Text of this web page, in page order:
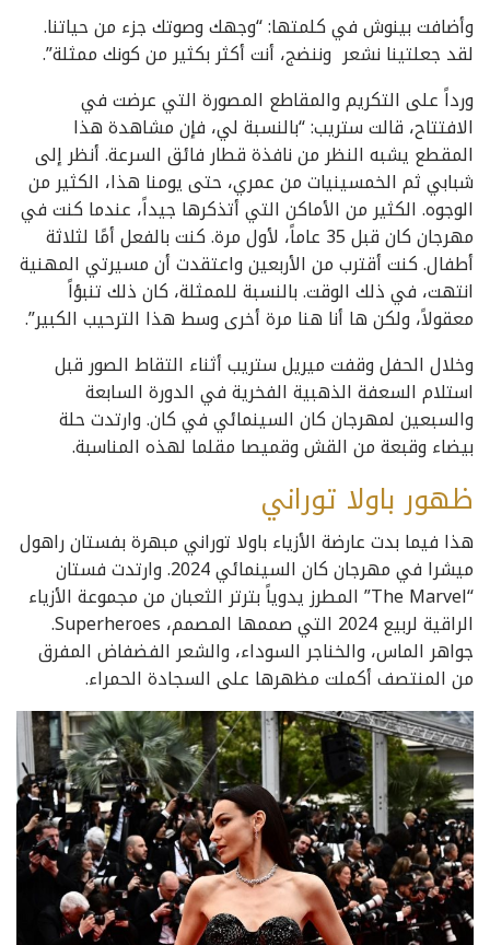
وأضافت بينوش في كلمتها: “وجهك وصوتك جزء من حياتنا.
لقد جعلتينا نشعر وننضج، أنت أكثر بكثير من كونك ممثلة”.
ورداً على التكريم والمقاطع المصورة التي عرضت في
الافتتاح، قالت ستريب: “بالنسبة لي، فإن مشاهدة هذا
المقطع يشبه النظر من نافذة قطار فائق السرعة. أنظر إلى
شبابي ثم الخمسينيات من عمري، حتى يومنا هذا، الكثير من
الوجوه. الكثير من الأماكن التي أتذكرها جيداً، عندما كنت في
مهرجان كان قبل 35 عاماً، لأول مرة. كنت بالفعل أمًا لثلاثة
أطفال. كنت أقترب من الأربعين واعتقدت أن مسيرتي المهنية
انتهت، في ذلك الوقت. بالنسبة للممثلة، كان ذلك تنبؤاً
معقولاً، ولكن ها أنا هنا مرة أخرى وسط هذا الترحيب الكبير”.
وخلال الحفل وقفت ميريل ستريب أثناء التقاط الصور قبل
استلام السعفة الذهبية الفخرية في الدورة السابعة
والسبعين لمهرجان كان السينمائي في كان. وارتدت حلة
بيضاء وقبعة من القش وقميصا مقلما لهذه المناسبة.
ظهور باولا توراني
هذا فيما بدت عارضة الأزياء باولا توراني مبهرة بفستان راهول
ميشرا في مهرجان كان السينمائي 2024. وارتدت فستان
“The Marvel” المطرز يدوياً بترتر الثعبان من مجموعة الأزياء
الراقية لربيع 2024 التي صممها المصمم، Superheroes.
جواهر الماس، والخناجر السوداء، والشعر الفضفاض المفرق
من المنتصف أكملت مظهرها على السجادة الحمراء.